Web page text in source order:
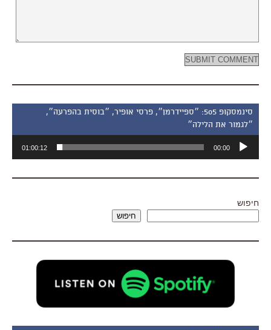
סינמסקופ 505: ״ספיידרמן״, פרסי אופיר, ״בוסית בהפרעה״,
״לגמור את הלילה״
אודיו
00:00
01:00:12
חיפוש
חיפוש